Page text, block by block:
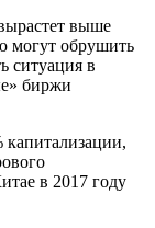
выше
могут обрушить
ситуация в
биржи
капитализации,
в 2017 году